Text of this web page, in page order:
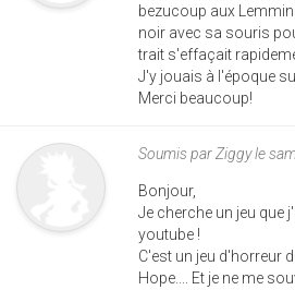
bezucoup aux
noir avec sa souris
trait s'effaçait
J'y jouais à l'époque
Merci beaucoup!
Soumis parZiggyle
Bonjour,
Je cherche un jeu que
youtube !
C'est un jeu d'horreur
Hope.... Et je ne me